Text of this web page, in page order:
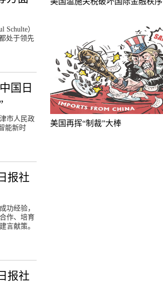
）
处于领先
国日
市人民政
能新时
报社
功经验，
作、培育
言献策。
报社
美国再挥“制裁”大棒